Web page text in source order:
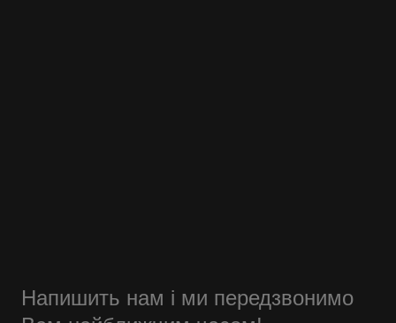
Напишить нам і ми передзвонимо